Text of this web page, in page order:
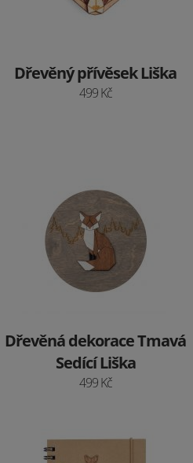
Dřevěný přívěsek Liška
499 Kč
Dřevěná dekorace Tmavá
Sedící Liška
499 Kč